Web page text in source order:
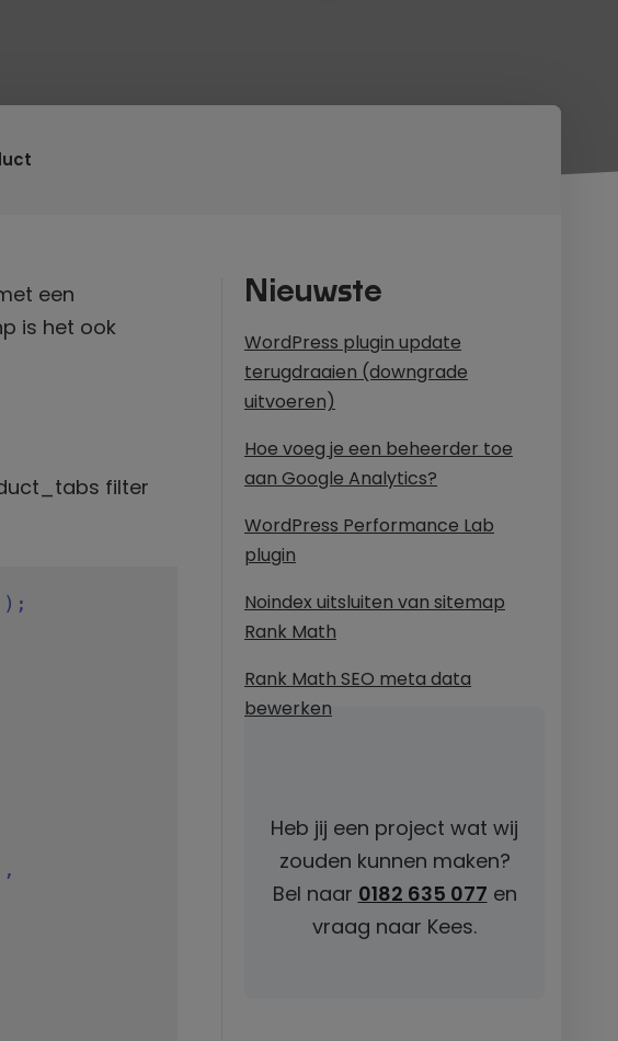
een
is het ook
filter
);
Nieuwste
WordPress plugin update
terugdraaien (downgrade
uitvoeren)
Hoe voeg je een beheerder toe
aan Google Analytics?
WordPress Performance Lab
plugin
Noindex uitsluiten van sitemap
Rank Math
Rank Math SEO meta data
bewerken
Heb jij een project wat wij
zouden kunnen maken?
Bel naar 0182 635 077 en
vraag naar Kees.